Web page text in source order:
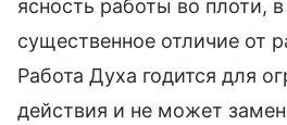
ясность работы во плоти,
существенное отличие от
Работа Духа годится для
действия и не может